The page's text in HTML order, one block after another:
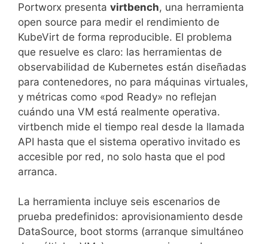
Portworx presenta virtbench, una herramienta
open source para medir el rendimiento de
KubeVirt de forma reproducible. El problema
que resuelve es claro: las herramientas de
observabilidad de Kubernetes están diseñadas
para contenedores, no para máquinas virtuales,
y métricas como «pod Ready» no reflejan
cuándo una VM está realmente operativa.
virtbench mide el tiempo real desde la llamada
API hasta que el sistema operativo invitado es
accesible por red, no solo hasta que el pod
arranca.
La herramienta incluye seis escenarios de
prueba predefinidos: aprovisionamiento desde
DataSource, boot storms (arranque simultáneo